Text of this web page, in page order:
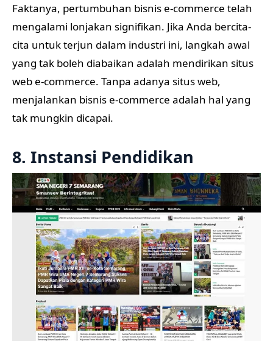
Faktanya, pertumbuhan bisnis e-commerce telah
mengalami lonjakan signifikan. Jika Anda bercita-
cita untuk terjun dalam industri ini, langkah awal
yang tak boleh diabaikan adalah mendirikan situs
web e-commerce. Tanpa adanya situs web,
menjalankan bisnis e-commerce adalah hal yang
tak mungkin dicapai.
8. Instansi Pendidikan